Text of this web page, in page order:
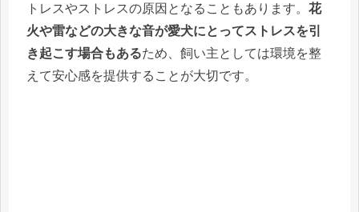
トレスやストレスの原因となることもあります。 花
火や雷などの大きな音が愛犬にとってストレスを引
き起こす場合もあるため、飼い主としては環境を整
えて安心感を提供することが大切です。